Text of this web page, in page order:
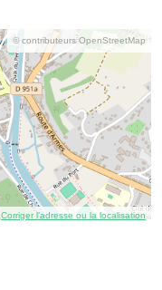
© contributeurs OpenStreetMap
Corriger l’adresse ou la localisation